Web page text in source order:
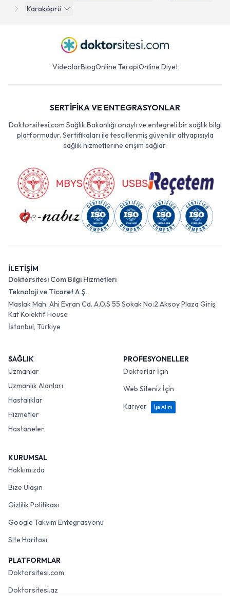
Karaköprü
VideolarBlogOnline TerapiOnline Diyet
SERTİFİKA VE ENTEGRASYONLAR
Doktorsitesi.com Sağlık Bakanlığı onaylı ve entegreli bir sağlık bilgi
platformudur. Sertifikaları ile tescillenmiş güvenilir altyapısıyla
sağlık hizmetlerine erişim sağlar.
İLETİŞİM
Doktorsitesi Com Bilgi Hizmetleri
Teknoloji ve Ticaret A.Ş.
Maslak Mah. Ahi Evran Cd. A.O.S 55 Sokak No:2 Aksoy Plaza Giriş
Kat Kolektif House
İstanbul, Türkiye
SAĞLIK
Uzmanlar
Uzmanlık Alanları
Hastalıklar
Hizmetler
Hastaneler
PROFESYONELLER
Doktorlar İçin
Web Siteniz İçin
Kariyer
İşe Alım
KURUMSAL
Hakkımızda
Bize Ulaşın
Gizlilik Politikası
Google Takvim Entegrasyonu
Site Haritası
PLATFORMLAR
Doktorsitesi.com
Doktorsitesi.az